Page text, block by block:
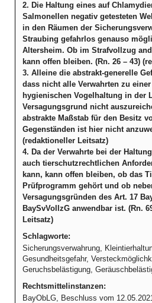
2. Die Haltung eines auf
Salmonellen negativ getesteten
in den Räumen der
Straubing gefahrlos genauso
Altersheim. Ob im Strafvollzug
kann offen bleiben. (Rn. 26 – 43)
3. Alleine die abstrakt-generelle
dass nicht alle Verwahrten zu
hygienischen Vogelhaltung in der
Versagungsgrund nicht
abstrakte Maßstab für den Besitz
Gegenständen ist hier nicht
(redaktioneller Leitsatz)
4. Da der Verwahrte bei der
auch tierschutzrechtlichen
kann, kann offen bleiben, ob das
Prüfprogramm gehört und ob
Versagungsgründen des Art. 17
BaySvVollzG anwendbar ist. (Rn.
Leitsatz)
Schlagworte:
Sicherungsverwahrung,
Gesundheitsgefahr,
Geruchsbelästigung,
Rechtsmittelinstanzen:
BayObLG, Beschluss vom